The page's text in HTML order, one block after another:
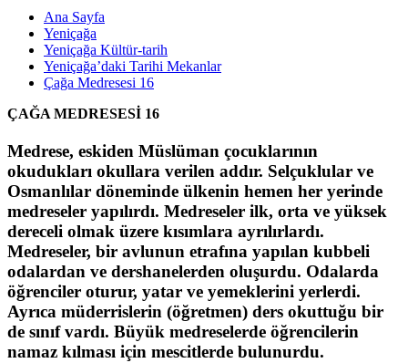
Ana Sayfa
Yeniçağa
Yeniçağa Kültür-tarih
Yeniçağa’daki Tarihi Mekanlar
Çağa Medresesi 16
ÇAĞA MEDRESESİ 16
Medrese, eskiden Müslüman çocuklarının
okudukları okullara verilen addır. Selçuklular ve
Osmanlılar döneminde ülkenin hemen her yerinde
medreseler yapılırdı. Medreseler ilk, orta ve yüksek
dereceli olmak üzere kısımlara ayrılırlardı.
Medreseler, bir avlunun etrafına yapılan kubbeli
odalardan ve dershanelerden oluşurdu. Odalarda
öğrenciler oturur, yatar ve yemeklerini yerlerdi.
Ayrıca müderrislerin (öğretmen) ders okuttuğu bir
de sınıf vardı. Büyük medreselerde öğrencilerin
namaz kılması için mescitlerde bulunurdu.